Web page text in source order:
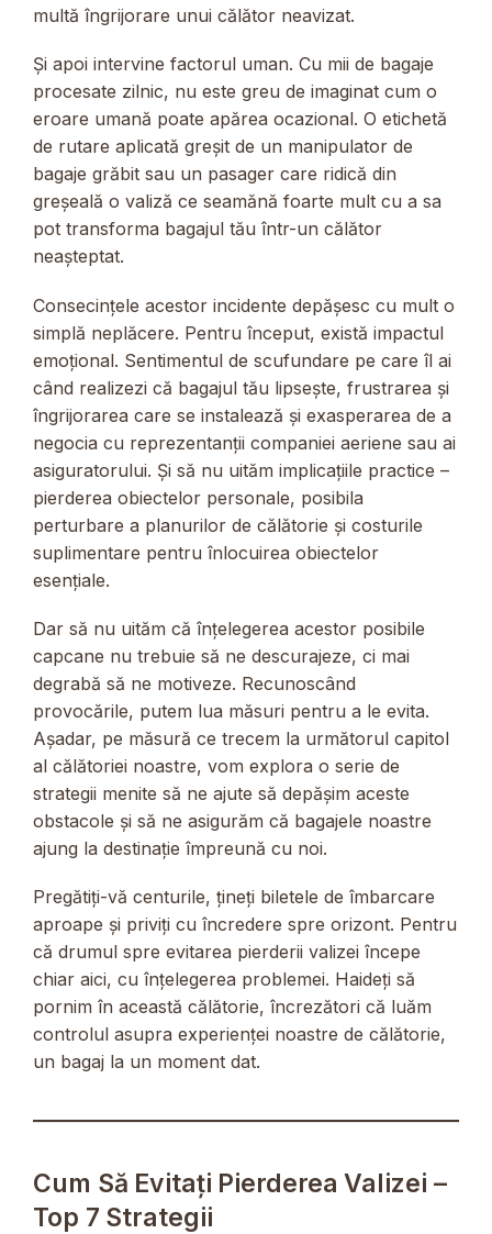
multă îngrijorare unui călător neavizat.
Și apoi intervine factorul uman. Cu mii de bagaje
procesate zilnic, nu este greu de imaginat cum o
eroare umană poate apărea ocazional. O etichetă
de rutare aplicată greșit de un manipulator de
bagaje grăbit sau un pasager care ridică din
greșeală o valiză ce seamănă foarte mult cu a sa
pot transforma bagajul tău într-un călător
neașteptat.
Consecințele acestor incidente depășesc cu mult o
simplă neplăcere. Pentru început, există impactul
emoțional. Sentimentul de scufundare pe care îl ai
când realizezi că bagajul tău lipsește, frustrarea și
îngrijorarea care se instalează și exasperarea de a
negocia cu reprezentanții companiei aeriene sau ai
asiguratorului. Și să nu uităm implicațiile practice –
pierderea obiectelor personale, posibila
perturbare a planurilor de călătorie și costurile
suplimentare pentru înlocuirea obiectelor
esențiale.
Dar să nu uităm că înțelegerea acestor posibile
capcane nu trebuie să ne descurajeze, ci mai
degrabă să ne motiveze. Recunoscând
provocările, putem lua măsuri pentru a le evita.
Așadar, pe măsură ce trecem la următorul capitol
al călătoriei noastre, vom explora o serie de
strategii menite să ne ajute să depășim aceste
obstacole și să ne asigurăm că bagajele noastre
ajung la destinație împreună cu noi.
Pregătiți-vă centurile, țineți biletele de îmbarcare
aproape și priviți cu încredere spre orizont. Pentru
că drumul spre evitarea pierderii valizei începe
chiar aici, cu înțelegerea problemei. Haideți să
pornim în această călătorie, încrezători că luăm
controlul asupra experienței noastre de călătorie,
un bagaj la un moment dat.
Cum Să Evitați Pierderea Valizei –
Top 7 Strategii